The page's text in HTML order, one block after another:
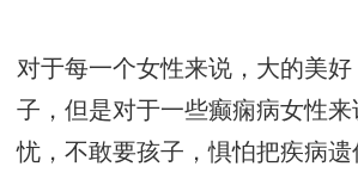
对于每一个女性来说，大的美
子，但是对于一些癫痫病女性来
忧，不敢要孩子，惧怕把疾病